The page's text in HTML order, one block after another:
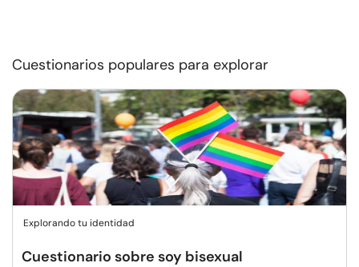
Cuestionarios populares para explorar
Explorando tu identidad
Cuestionario sobre soy bisexual